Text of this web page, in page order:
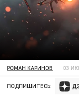
РОМАН КАРИНОВ 03
ПОДПИШИТЕСЬ: